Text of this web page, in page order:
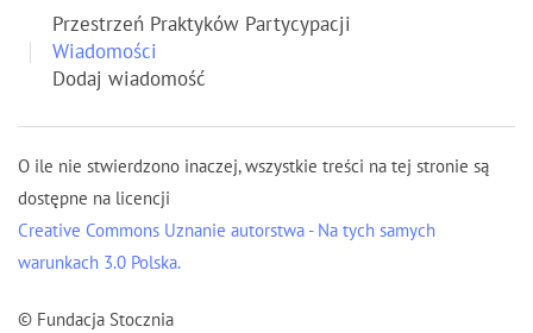
Przestrzeń Praktyków Partycypacji
Wiadomości
Dodaj wiadomość
O ile nie stwierdzono inaczej, wszystkie treści na tej stronie są
dostępne na licencji
Creative Commons Uznanie autorstwa - Na tych samych
warunkach 3.0 Polska.
© Fundacja Stocznia